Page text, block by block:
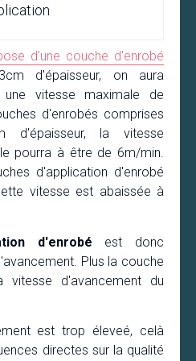
d'une couche d'enrobé
d'épaisseur, on aura
vitesse maximale de
d'enrobés comprises
la vitesse
pourra à être de 6m/min.
d'application d'enrobé
vitesse est abaissée à
d'enrobé est donc
Plus la couche
vitesse d'avancement du
est trop éleveé, celà
directes sur la qualité